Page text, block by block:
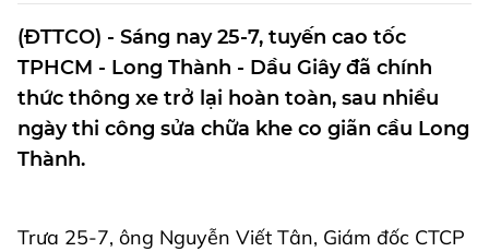
(ĐTTCO) - Sáng nay 25-7, tuyến cao tốc
TPHCM - Long Thành - Dầu Giây đã chính
thức thông xe trở lại hoàn toàn, sau nhiều
ngày thi công sửa chữa khe co giãn cầu Long
Thành.
Trưa 25-7, ông Nguyễn Viết Tân, Giám đốc CTCP